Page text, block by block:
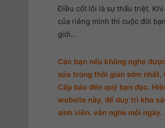
Điều cốt lõi là sự thấu triệt.
của riêng mình thì cuộc đời
giới…
Các bạn nếu không nghe
sửa trong thời gian sớm
Cấp báo đển quý bạn đọc.
website này, để duy trì kho
sinh viên. vẫn nghe mỗi ngày.